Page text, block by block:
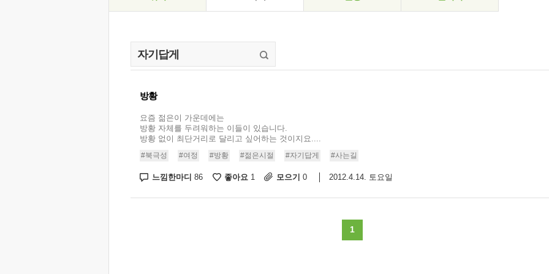
방황
요즘 젊은이 가운데에는
방황 자체를 두려워하는 이들이 있습니다.
방황 없이 최단거리로 달리고 싶어하는 것이지요....
#북극성 #여정 #방황 #젊은시절 #자기답게 #사는길
느낌한마디 86 좋아요 1 모으기 0 2012.4.14. 토요일
1